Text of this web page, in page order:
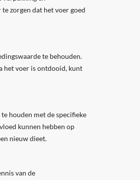
zorgen dat het voer goed
te behouden.
het voer is ontdooid, kunt
houden met de specifieke
kunnen hebben op
nieuw dieet.
van de